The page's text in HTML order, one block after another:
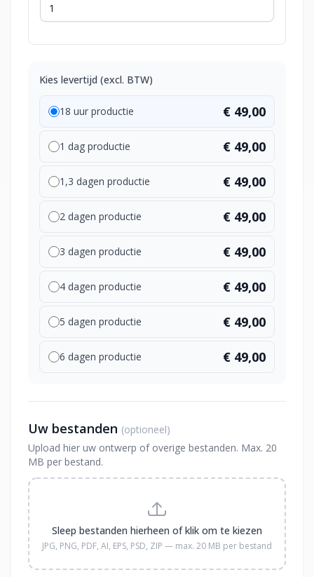
Kies levertijd (excl. BTW)
18 uur productie € 49,00
1 dag productie € 49,00
1,3 dagen productie € 49,00
2 dagen productie € 49,00
3 dagen productie € 49,00
4 dagen productie € 49,00
5 dagen productie € 49,00
6 dagen productie € 49,00
Uw bestanden (optioneel)
Upload hier uw ontwerp of overige bestanden. Max. 20
MB per bestand.
Sleep bestanden hierheen of klik om te kiezen
JPG, PNG, PDF, AI, EPS, PSD, ZIP — max. 20 MB per bestand